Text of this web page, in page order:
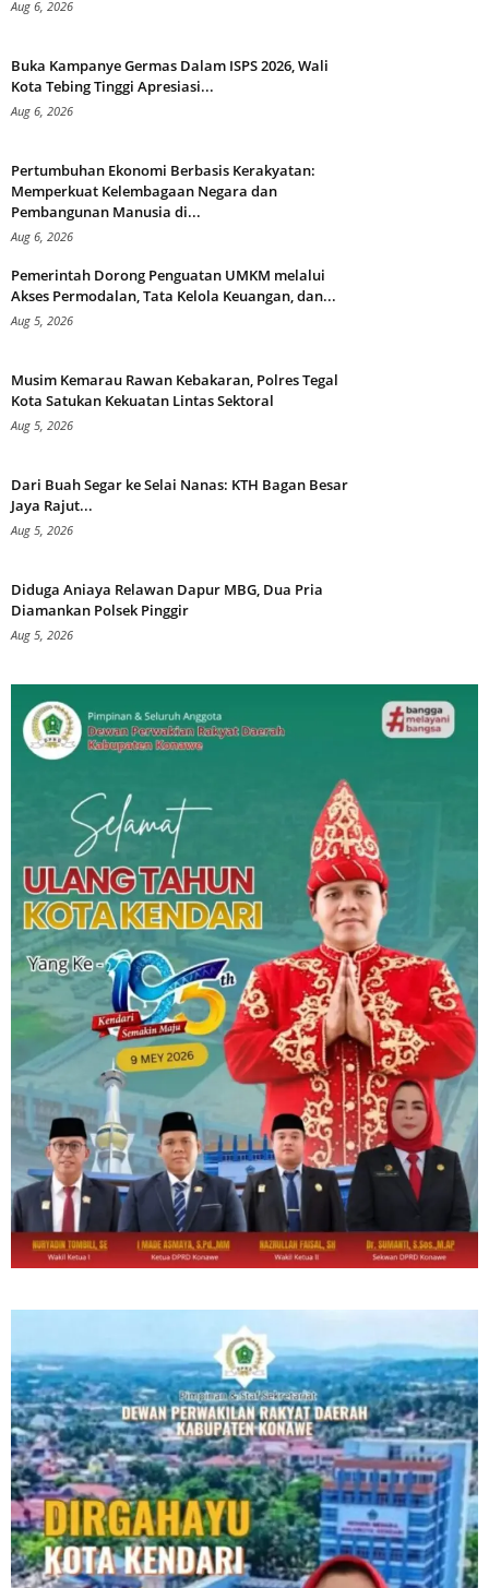
Aug 6, 2026
Buka Kampanye Germas Dalam ISPS 2026, Wali
Kota Tebing Tinggi Apresiasi...
Aug 6, 2026
Pertumbuhan Ekonomi Berbasis Kerakyatan:
Memperkuat Kelembagaan Negara dan
Pembangunan Manusia di...
Aug 6, 2026
Pemerintah Dorong Penguatan UMKM melalui
Akses Permodalan, Tata Kelola Keuangan, dan...
Aug 5, 2026
Musim Kemarau Rawan Kebakaran, Polres Tegal
Kota Satukan Kekuatan Lintas Sektoral
Aug 5, 2026
Dari Buah Segar ke Selai Nanas: KTH Bagan Besar
Jaya Rajut...
Aug 5, 2026
Diduga Aniaya Relawan Dapur MBG, Dua Pria
Diamankan Polsek Pinggir
Aug 5, 2026